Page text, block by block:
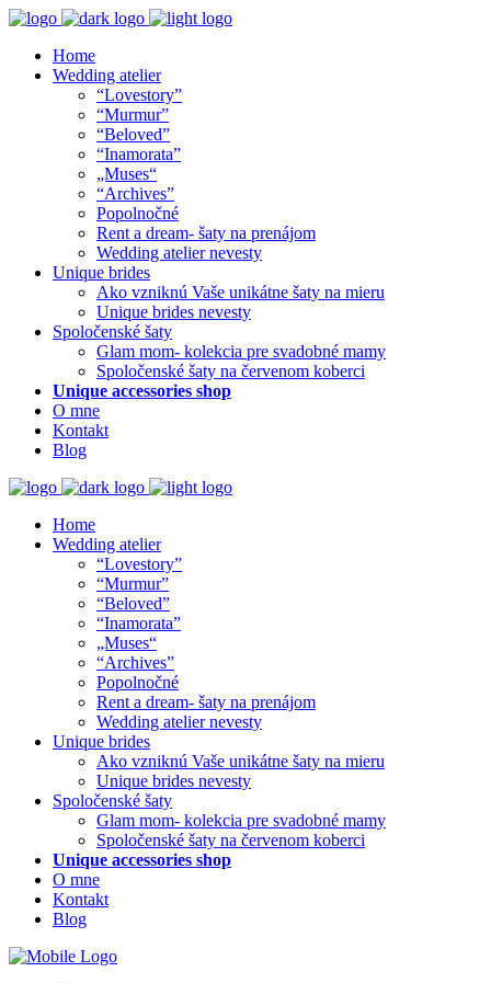
Home
Wedding atelier
“Lovestory”
“Murmur”
“Beloved”
“Inamorata”
„Muses“
“Archives”
Popolnočné
Rent a dream- šaty na prenájom
Wedding atelier nevesty
Unique brides
Ako vzniknú Vaše unikátne šaty na mieru
Unique brides nevesty
Spoločenské šaty
Glam mom- kolekcia pre svadobné mamy
Spoločenské šaty na červenom koberci
Unique accessories shop
O mne
Kontakt
Blog
Home
Wedding atelier
“Lovestory”
“Murmur”
“Beloved”
“Inamorata”
„Muses“
“Archives”
Popolnočné
Rent a dream- šaty na prenájom
Wedding atelier nevesty
Unique brides
Ako vzniknú Vaše unikátne šaty na mieru
Unique brides nevesty
Spoločenské šaty
Glam mom- kolekcia pre svadobné mamy
Spoločenské šaty na červenom koberci
Unique accessories shop
O mne
Kontakt
Blog